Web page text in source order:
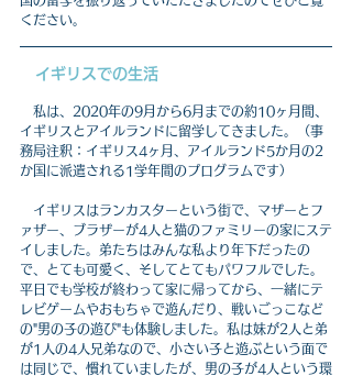
ください。
イギリスでの生活
私は、2020年の9月から6月までの約10ヶ月間、
イギリスとアイルランドに留学してきました。（事
務局注釈：イギリス4ヶ月、アイルランド5か月の2
か国に派遣される1学年間のプログラムです）
イギリスはランカスターという街で、マザーとフ
ァザー、ブラザーが4人と猫のファミリーの家にステ
イしました。弟たちはみんな私より年下だったの
で、とても可愛く、そしてとてもパワフルでした。
平日でも学校が終わって家に帰ってから、一緒にテ
レビゲームやおもちゃで遊んだり、戦いごっこなど
の"男の子の遊び"も体験しました。私は妹が2人と弟
が1人の4人兄弟なので、小さい子と遊ぶという面で
は同じで、慣れていましたが、男の子が4人という環